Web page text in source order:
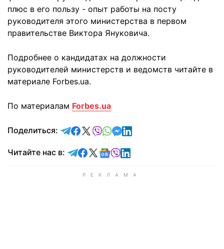
плюс в его пользу - опыт работы на посту
руководителя этого министерства в первом
правительстве Виктора Януковича.
Подробнее о кандидатах на должности
руководителей министерств и ведомств читайте в
материале Forbes.ua.
По материалам Forbes.ua
Поделиться: отправить в Telegram
поделиться в Facebook
поделиться в X
отправить в Viber
отправить в Whatsapp
отправить в Messenger
отправить в LinkedIn
Читайте нас в: Читайте в Telegram
Читайте в Facebook
Читайте в X
Читайте в Google news
Читайте в Viber
Читайте в LinkedIn